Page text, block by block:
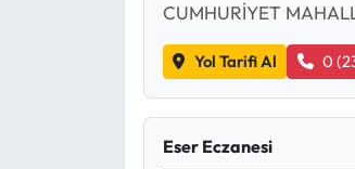
CUMHURİYET
Yol Tarifi Al 0
Eser Eczanesi